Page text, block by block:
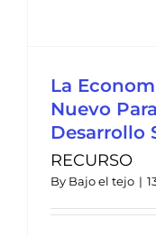
La
Nuevo
Desarrollo
RECURSO
By Bajo el tejo |